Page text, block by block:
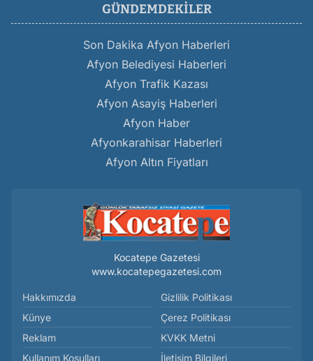
GÜNDEMDEKILER
Son Dakika Afyon Haberleri
Afyon Belediyesi Haberleri
Afyon Trafik Kazası
Afyon Asayiş Haberleri
Afyon Haber
Afyonkarahisar Haberleri
Afyon Altın Fiyatları
Kocatepe Gazetesi
www.kocatepegazetesi.com
Hakkımızda
Künye
Reklam
Kullanım Koşulları
Gizlilik Politikası
Çerez Politikası
KVKK Metni
İletişim Bilgileri